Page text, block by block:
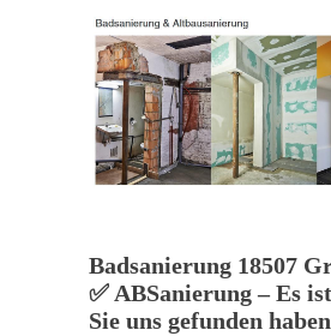
Badsanierung 18507
✅ ABSanierung – Es
Sie uns gefunden